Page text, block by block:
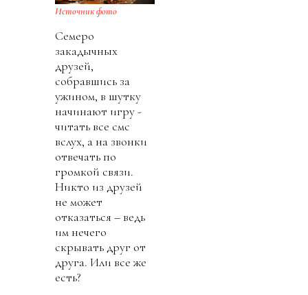
Источник фото
Семеро
закадычных
друзей,
собравшись за
ужином, в шутку
начинают игру -
читать все смс
вслух, а на звонки
отвечать по
громкой связи.
Никто из друзей
не может
отказаться – ведь
им нечего
скрывать друг от
друга. Или все же
есть?